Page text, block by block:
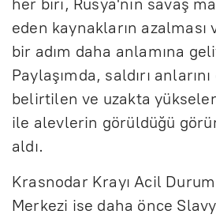
eden kaynakların azalması
bir adım daha anlamına
Paylaşımda, saldırı
belirtilen ve uzakta
ile alevlerin görüldüğü
aldı.
Krasnodar Krayı Acil
Merkezi ise daha önce